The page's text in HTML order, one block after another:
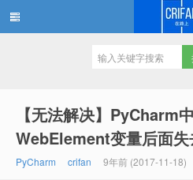
【无法解决】PyCharm
WebElement变量后面
PyCharm crifan 9年前 (2017-11-18)